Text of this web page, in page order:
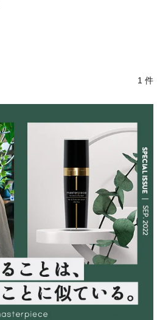
1 件